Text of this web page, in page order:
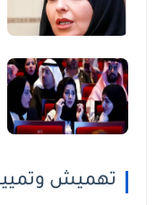
تهميش